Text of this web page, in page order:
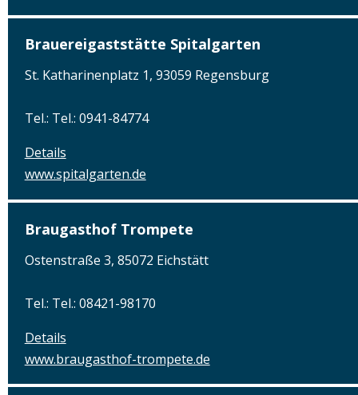
Brauereigaststätte Spitalgarten
St. Katharinenplatz 1, 93059 Regensburg
Tel.: Tel.: 0941-84774
Details
www.spitalgarten.de
Braugasthof Trompete
Ostenstraße 3, 85072 Eichstätt
Tel.: Tel.: 08421-98170
Details
www.braugasthof-trompete.de